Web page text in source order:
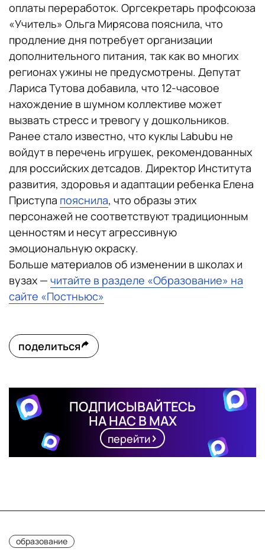
оплаты переработок. Оргсекретарь профсоюза
«Учитель» Ольга Мирясова пояснила, что
продление дня потребует организации
дополнительного питания, так как во многих
регионах ужины не предусмотрены. Депутат
Лариса Тутова добавила, что 12-часовое
нахождение в шумном коллективе может
вызвать стресс и тревогу у дошкольников.
Ранее стало известно, что куклы Labubu не
войдут в перечень игрушек, рекомендованных
для российских детсадов. Директор Института
развития, здоровья и адаптации ребенка Елена
Приступа пояснила, что образы этих
персонажей не соответствуют традиционным
ценностям и несут агрессивную
эмоциональную окраску.
Больше материалов об изменении в школах и
вузах — читайте в разделе «Образование» на
сайте «Постньюс»
поделиться
ПОДПИСЫВАЙТЕСЬ
НА НАС В MAX
перейти
образование